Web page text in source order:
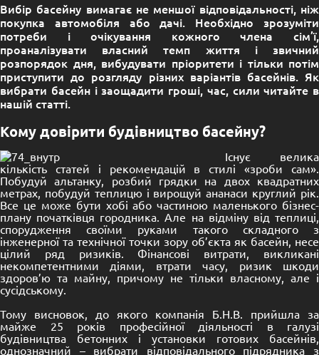
Вибір басейну вимагає не меншої відповідальності, ніж
покупка автомобіля або дачі. Необхідно зрозуміти
потреби і очікування кожного члена сім’ї,
проаналізувати власний темп життя і звичний
розпорядок дня, вибудувати пріоритети і тільки потім
приступити до розгляду різних варіантів басейнів. Як
вибрати басейн і заощадити гроші, час, сили читайте в
нашій статті.
Кому довірити будівництво басейну?
Існує велика
кількість статей і рекомендацій в стилі «зроби сам».
Побудуй альтанку, розбий грядки на двох квадратних
метрах, побудуй теплицю і вирощуй ананаси круглий рік.
Все це може бути хобі або частиною маленького бізнес-
плану початківця городника. Але на відміну від теплиці,
спорудження своїми руками такого складного з
інженерної та технічної точки зору об’єкта як басейн, несе
цілий ряд ризиків. Фінансові витрати, викликані
некомпетентними діями, втрати часу, ризик шкоди
здоров’ю та майну, причому не тільки власному, але і
сусідському.
Тому висновок, до якого компанія Б.Н.В. прийшла за
майже 25 років професійної діяльності в галузі
будівництва бетонних і установки готових басейнів,
однозначний – вибрати відповідального підрядника з